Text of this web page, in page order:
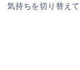
気持ちを切り替え